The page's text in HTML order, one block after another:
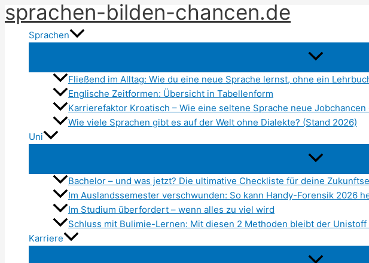
Zum
Inhalt
springen
sprachen-bilden-chancen.de
Sprachen
Fließend im Alltag: Wie du eine neue Sprache lernst, ohne ein
Englische Zeitformen: Übersicht in Tabellenform
Karrierefaktor Kroatisch – Wie eine seltene Sprache neue
Wie viele Sprachen gibt es auf der Welt ohne Dialekte? (Stand 2026)
Uni
Bachelor – und was jetzt? Die ultimative Checkliste für deine
Im Auslandssemester verschwunden: So kann Handy-Forensik 2026
Im Studium überfordert – wenn alles zu viel wird
Schluss mit Bulimie-Lernen: Mit diesen 2 Methoden bleibt der
Karriere